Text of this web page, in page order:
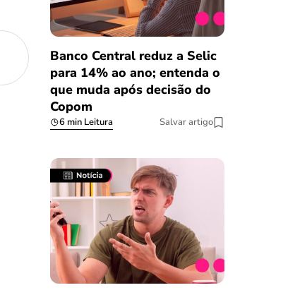
Banco Central reduz a Selic
para 14% ao ano; entenda o
que muda após decisão do
Copom
6 min Leitura Salvar artigo